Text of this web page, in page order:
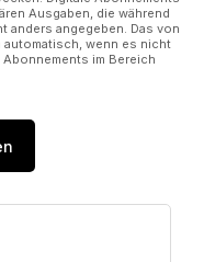
Ausgaben, die während
anders angegeben. Das von
automatisch, wenn es nicht
im Bereich